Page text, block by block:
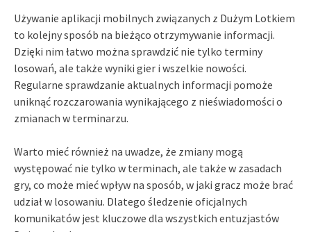
Używanie aplikacji mobilnych związanych z Dużym Lotkiem
to kolejny sposób na bieżąco otrzymywanie informacji.
Dzięki nim łatwo można sprawdzić nie tylko terminy
losowań, ale także wyniki gier i wszelkie nowości.
Regularne sprawdzanie aktualnych informacji pomoże
uniknąć rozczarowania wynikającego z nieświadomości o
zmianach w terminarzu.
Warto mieć również na uwadze, że zmiany mogą
występować nie tylko w terminach, ale także w zasadach
gry, co może mieć wpływ na sposób, w jaki gracz może brać
udział w losowaniu. Dlatego śledzenie oficjalnych
komunikatów jest kluczowe dla wszystkich entuzjastów